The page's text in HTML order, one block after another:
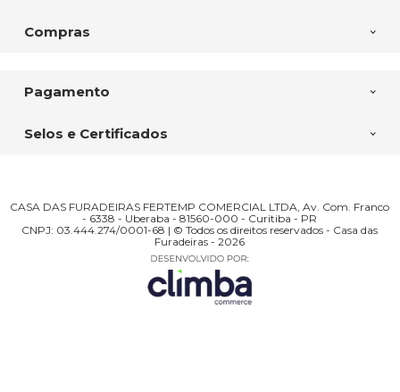
Compras
Pagamento
Selos e Certificados
CASA DAS FURADEIRAS FERTEMP COMERCIAL LTDA, Av. Com. Franco
- 6338 - Uberaba - 81560-000 - Curitiba - PR
CNPJ: 03.444.274/0001-68 | © Todos os direitos reservados - Casa das
Furadeiras - 2026